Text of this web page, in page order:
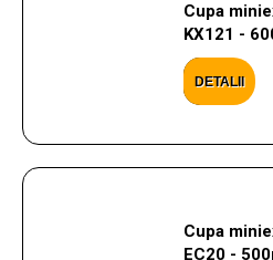
Cupa
KX121 -
DETALII
Cupa
EC20 -